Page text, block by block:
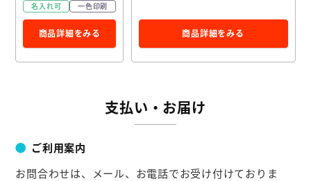
名入れ可 一色印刷
商品詳細をみる 商品詳細をみる
支払い・お届け
ご利用案内
お問合わせは、メール、お電話でお受け付けておりま